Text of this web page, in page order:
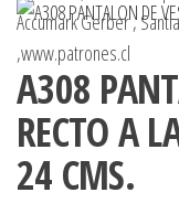
A308
RECTO A
24 CMS.